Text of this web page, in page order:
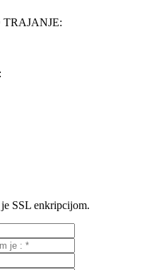
SSL enkripcijom.